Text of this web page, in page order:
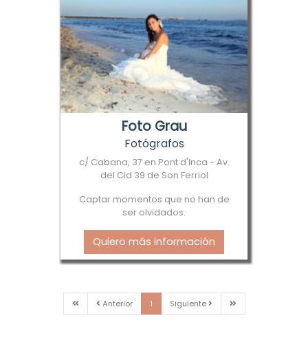
Foto Grau
Fotógrafos
c/ Cabana, 37 en Pont d'Inca - Av.
del Cid 39 de Son Ferriol
Captar momentos que no han de
ser olvidados.
Quiero más información
PrimeraAnteriorAnterior
1 Siguiente SiguienteÚltima